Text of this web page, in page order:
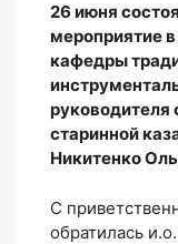
26 июня
мероприятие
кафедры
руководителя
старинной
Никитенко
С
обратилась